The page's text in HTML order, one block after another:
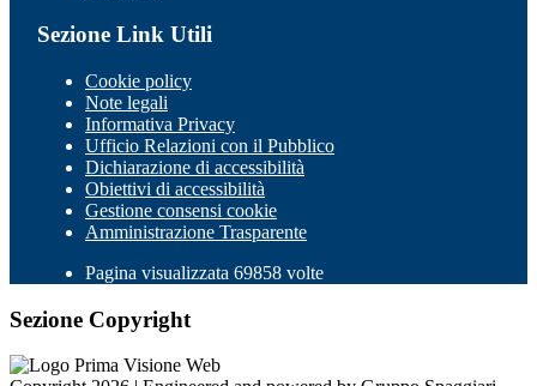
Sezione Link Utili
Cookie policy
Note legali
Informativa Privacy
Ufficio Relazioni con il Pubblico
Dichiarazione di accessibilità
Obiettivi di accessibilità
Gestione consensi cookie
Amministrazione Trasparente
Pagina visualizzata 69858 volte
Sezione Copyright